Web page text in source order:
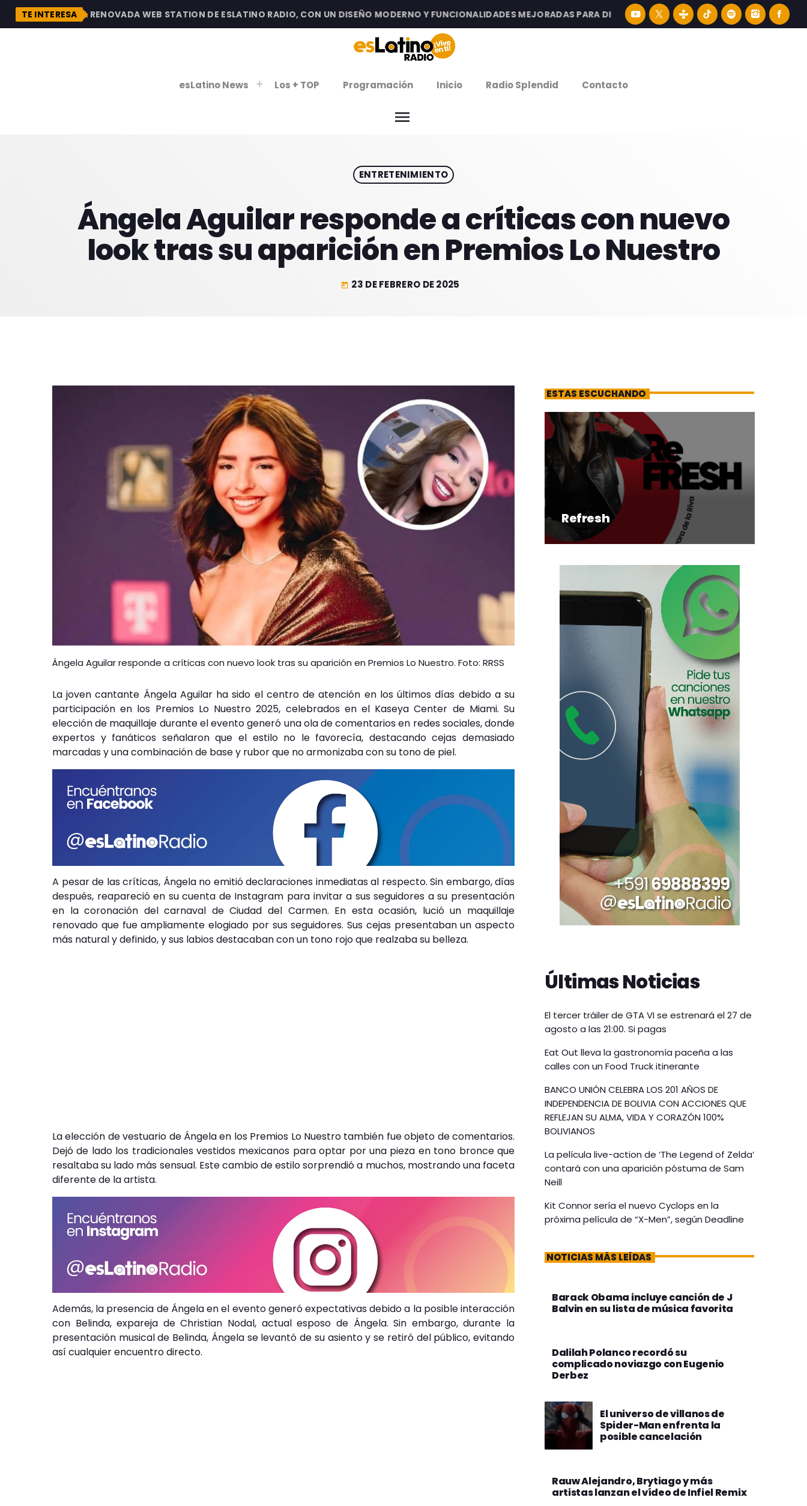
TE INTERESA
DESCUBRE LA RENOVADA WEB STATION DE ESLATINO RADIO, CON UN DISEÑO MODERNO Y FUNCIONALIDADES MEJORADAS PARA DISFRUTAR LA MEJOR MÚSICA LATINA Y
esLatino News Los + TOP Programación Inicio Radio Splendid Contacto
menu
VIERNES DE ESTRENOSENTRETENIMIENTO
Ángela Aguilar responde a críticas con nuevo
look tras su aparición en Premios Lo Nuestro
today 23 DE FEBRERO DE 2025
Ángela Aguilar responde a críticas con nuevo look tras su aparición en Premios Lo Nuestro. Foto: RRSS
La joven cantante Ángela Aguilar ha sido el centro de atención en los últimos días debido a su
participación en los Premios Lo Nuestro 2025, celebrados en el Kaseya Center de Miami. Su
elección de maquillaje durante el evento generó una ola de comentarios en redes sociales, donde
expertos y fanáticos señalaron que el estilo no le favorecía, destacando cejas demasiado
marcadas y una combinación de base y rubor que no armonizaba con su tono de piel.
A pesar de las críticas, Ángela no emitió declaraciones inmediatas al respecto. Sin embargo, días
después, reapareció en su cuenta de Instagram para invitar a sus seguidores a su presentación
en la coronación del carnaval de Ciudad del Carmen. En esta ocasión, lució un maquillaje
renovado que fue ampliamente elogiado por sus seguidores. Sus cejas presentaban un aspecto
más natural y definido, y sus labios destacaban con un tono rojo que realzaba su belleza.
La elección de vestuario de Ángela en los Premios Lo Nuestro también fue objeto de comentarios.
Dejó de lado los tradicionales vestidos mexicanos para optar por una pieza en tono bronce que
resaltaba su lado más sensual. Este cambio de estilo sorprendió a muchos, mostrando una faceta
diferente de la artista.
Además, la presencia de Ángela en el evento generó expectativas debido a la posible interacción
con Belinda, expareja de Christian Nodal, actual esposo de Ángela. Sin embargo, durante la
presentación musical de Belinda, Ángela se levantó de su asiento y se retiró del público, evitando
así cualquier encuentro directo.
ESTAS ESCUCHANDO
Refresh
Últimas Noticias
El tercer tráiler de GTA VI se estrenará el 27 de
agosto a las 21:00. Si pagas
Eat Out lleva la gastronomía paceña a las
calles con un Food Truck itinerante
BANCO UNIÓN CELEBRA LOS 201 AÑOS DE
INDEPENDENCIA DE BOLIVIA CON ACCIONES QUE
REFLEJAN SU ALMA, VIDA Y CORAZÓN 100%
BOLIVIANOS
La película live-action de ‘The Legend of Zelda’
contará con una aparición póstuma de Sam
Neill
Kit Connor sería el nuevo Cyclops en la
próxima película de “X-Men”, según Deadline
NOTICIAS MÁS LEÍDAS
Barack Obama incluye canción de J
Balvin en su lista de música favorita
Dalilah Polanco recordó su
complicado noviazgo con Eugenio
Derbez
El universo de villanos de
Spider-Man enfrenta la
posible cancelación
Rauw Alejandro, Brytiago y más
artistas lanzan el vídeo de Infiel Remix